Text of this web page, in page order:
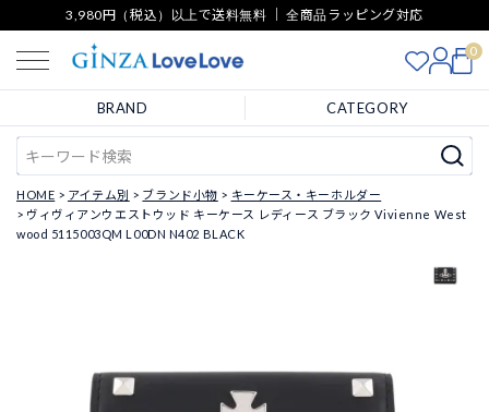
3,980円（税込）以上で送料無料 ｜ 全商品ラッピング対応
0
BRAND CATEGORY
HOME アイテム別 ブランド小物
キーケース・キーホルダー
ヴィヴィアンウエストウッド キーケース レディース ブラック Vivienne West
wood 5115003QM L00DN N402 BLACK